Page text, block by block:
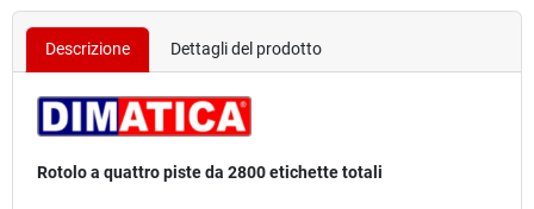
Descrizione Dettagli del prodotto
Rotolo a quattro piste da 2800 etichette totali